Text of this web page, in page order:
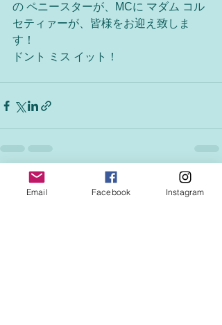
の ペニースターが、MCに マダム コル
セティァーが、皆様をお迎え致しま
す！
ドント ミス イット！
Recent Posts
Email Facebook Instagram